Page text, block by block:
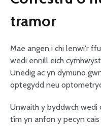
tramor
Mae angen i chi lenwi'r
wedi ennill eich
Unedig ac yn dymuno
optegydd neu
Unwaith y byddwch
tîm yn anfon y pecyn